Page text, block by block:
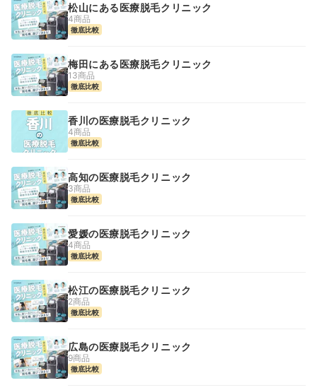
松山にある医療脱毛クリニック
4商品
徹底比較
梅田にある医療脱毛クリニック
13商品
徹底比較
香川の医療脱毛クリニック
4商品
徹底比較
高知の医療脱毛クリニック
3商品
徹底比較
愛媛の医療脱毛クリニック
4商品
徹底比較
松江の医療脱毛クリニック
2商品
徹底比較
広島の医療脱毛クリニック
9商品
徹底比較